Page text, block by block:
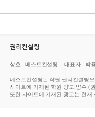
권리컨설팅
상호 : 베스트컨설팅 대표자 : 박
베스트컨설팅은 학원 권리컨설팅
사이트에 기재된 학원 양도.양수 (
또한 사이트에 기재된 광고는 현